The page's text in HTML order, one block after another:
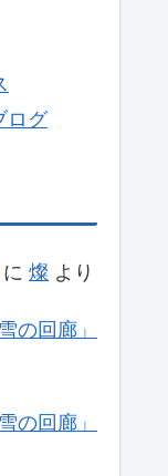
ログ
に 燦 より
の回廊」
の回廊」